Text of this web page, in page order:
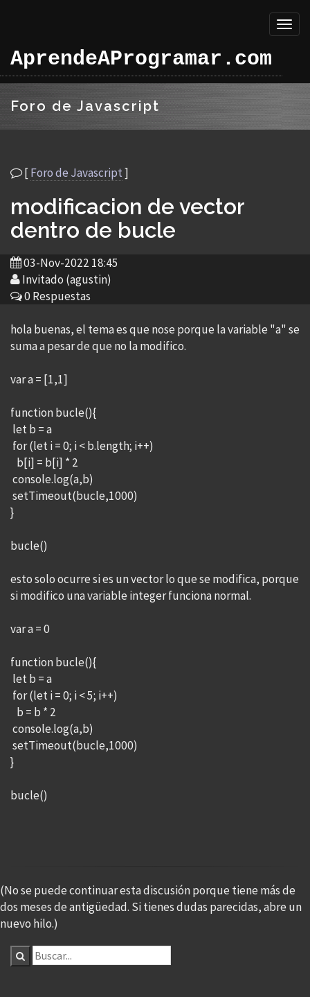
AprendeAProgramar.com
Foro de Javascript
[Foro de Javascript]
modificacion de vector
dentro de bucle
03-Nov-2022 18:45
Invitado (agustin)
0 Respuestas
hola buenas, el tema es que nose porque la variable "a" se
suma a pesar de que no la modifico.
var a = [1,1]
function bucle(){
let b = a
for (let i = 0; i < b.length; i++)
b[i] = b[i] * 2
console.log(a,b)
setTimeout(bucle,1000)
}
bucle()
esto solo ocurre si es un vector lo que se modifica, porque
si modifico una variable integer funciona normal.
var a = 0
function bucle(){
let b = a
for (let i = 0; i < 5; i++)
b = b * 2
console.log(a,b)
setTimeout(bucle,1000)
}
bucle()
(No se puede continuar esta discusión porque tiene más de
dos meses de antigüedad. Si tienes dudas parecidas, abre un
nuevo hilo.)